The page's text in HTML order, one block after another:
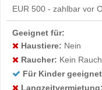
EUR 500 - zahlbar vor
Geeignet für:
Haustiere: Nein
Raucher: Kein
Für Kinder
Langzeitvermietung: